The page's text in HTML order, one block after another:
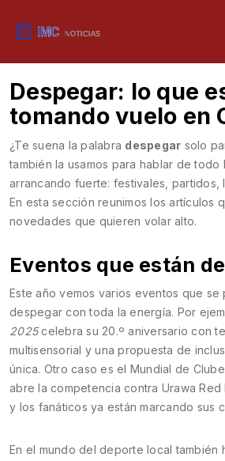
Despegar: lo que
tomando vuelo en
¿Te suena la palabra despegar solo
también la usamos para hablar de todo
arrancando fuerte: festivales, partidos,
En esta sección reunimos los artículos
novedades que quieren volar alto.
Eventos que están
Este año vemos varios eventos que se
despegar con toda la energía. Por
2025celebra su 20.º aniversario con
multisensorial y una propuesta de
única. Otro caso es el Mundial de
abre la competencia contra Urawa Red
y los fanáticos ya están marcando sus
En el mundo del deporte local también